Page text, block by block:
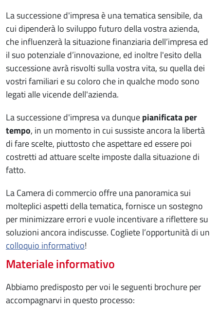
La successione d'impresa è una tematica sensibile, da
cui dipenderà lo sviluppo futuro della vostra azienda,
che influenzerà la situazione finanziaria dell’impresa ed
il suo potenziale d’innovazione, ed inoltre l'esito della
successione avrà risvolti sulla vostra vita, su quella dei
vostri familiari e su coloro che in qualche modo sono
legati alle vicende dell'azienda.
La successione d'impresa va dunquepianificata per
tempo, in un momento in cui sussiste ancora la libertà
di fare scelte, piuttosto che aspettare ed essere poi
costretti ad attuare scelte imposte dalla situazione di
fatto.
La Camera di commercio offre una panoramica sui
molteplici aspetti della tematica, fornisce un sostegno
per minimizzare errori e vuole incentivare a riflettere su
soluzioni ancora indiscusse. Cogliete l’opportunità di un
colloquio informativo!
Materiale informativo
Abbiamo predisposto per voi le seguenti brochure per
accompagnarvi in questo processo: